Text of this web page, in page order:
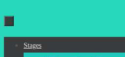
Zum
Stages